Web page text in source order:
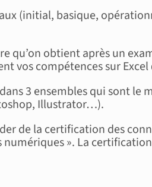
(initial, basique,
qu’on obtient après un
vos compétences sur Excel
3 ensembles qui sont
Illustrator…).
de la certification des
». La